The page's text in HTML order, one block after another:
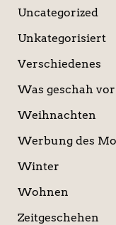
Uncategorized
Unkategorisiert
Verschiedenes
Was geschah vor
Weihnachten
Werbung des
Winter
Wohnen
Zeitgeschehen